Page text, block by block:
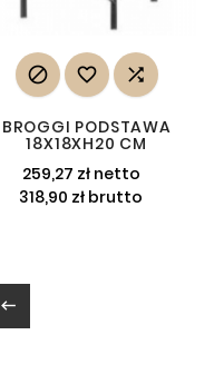
  
BROGGI PODSTAWA
18X18XH20 CM
259,27 zł netto
318,90 zł brutto
